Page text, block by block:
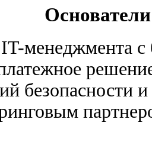
менеджмента с
безопасности